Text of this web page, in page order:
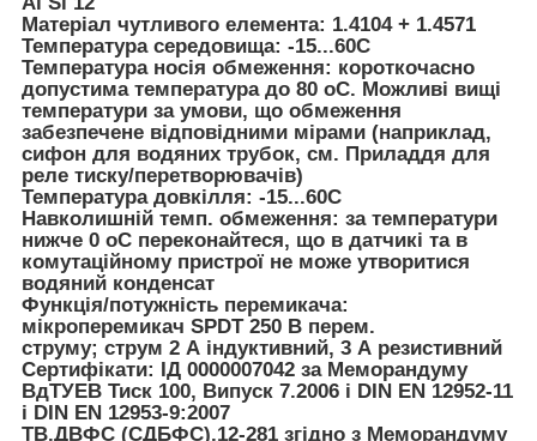
Матеріал чутливого елемента: 1.4104 + 1.4571
Температура середовища: -15...60C
Температура носія обмеження: короткочасно
допустима температура до 80 oC. Можливі вищі
температури за умови, що обмеження
забезпечене відповідними мірами (наприклад,
сифон для водяних трубок, см. Приладдя для
реле тиску/перетворювачів)
Температура довкілля: -15...60C
Навколишній темп. обмеження: за температури
нижче 0 oC переконайтеся, що в датчикі та в
комутаційному пристрої не може утворитися
водяний конденсат
Функція/потужність перемикача:
мікроперемикач SPDT 250 В перем.
струму; струм 2 А індуктивний, 3 А резистивний
Сертифікати: ІД 0000007042 за Меморандуму
ВдТУЕВ Тиск 100, Випуск 7.2006 і DIN EN 12952-11
і DIN EN 12953-9:2007
ТВ.ДВФС (СДБФС).12-281 згідно з Меморандуму